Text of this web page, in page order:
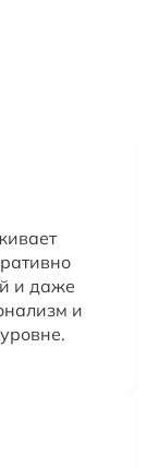
и даже
и